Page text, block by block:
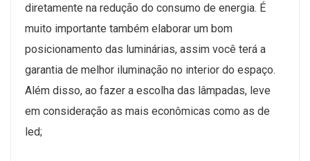
diretamente na redução do consumo de energia. É
muito importante também elaborar um bom
posicionamento das luminárias, assim você terá a
garantia de melhor iluminação no interior do espaço.
Além disso, ao fazer a escolha das lâmpadas, leve
em consideração as mais econômicas como as de
led;